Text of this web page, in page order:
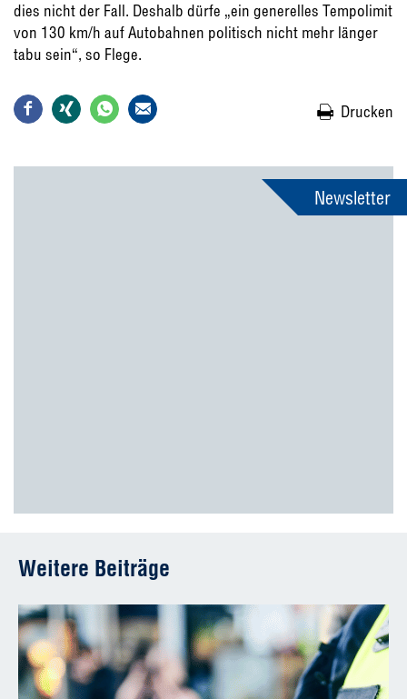
dies nicht der Fall. Deshalb dürfe „ein generelles Tempolimit
von 130 km/h auf Autobahnen politisch nicht mehr länger
tabu sein“, so Flege.
Drucken
Newsletter
Weitere Beiträge